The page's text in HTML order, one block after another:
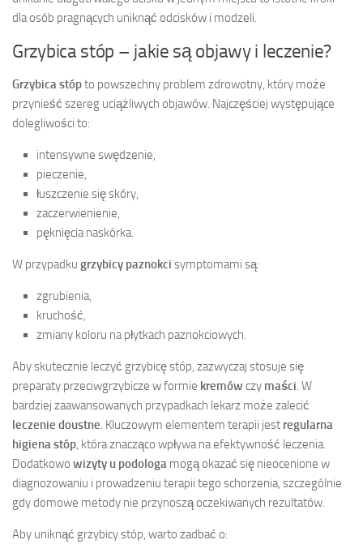
dla osób pragnących uniknąć odcisków i modzeli.
Grzybica stóp – jakie są objawy i leczenie?
Grzybica stópto powszechny problem zdrowotny, który może
przynieść szereg uciążliwych objawów. Najczęściej występujące
dolegliwości to:
intensywne swędzenie,
pieczenie,
łuszczenie się skóry,
zaczerwienienie,
pęknięcia naskórka.
W przypadku grzybicy paznokci symptomami są:
zgrubienia,
kruchość,
zmiany koloru na płytkach paznokciowych.
Aby skutecznie leczyć grzybicę stóp, zazwyczaj stosuje się
preparaty przeciwgrzybicze w formie kremów czy maści. W
bardziej zaawansowanych przypadkach lekarz może zalecić
leczenie doustne. Kluczowym elementem terapii jest regularna
higiena stóp, która znacząco wpływa na efektywność leczenia.
Dodatkowo wizyty u podologa mogą okazać się nieocenione w
diagnozowaniu i prowadzeniu terapii tego schorzenia, szczególnie
gdy domowe metody nie przynoszą oczekiwanych rezultatów.
Aby uniknąć grzybicy stóp, warto zadbać o: